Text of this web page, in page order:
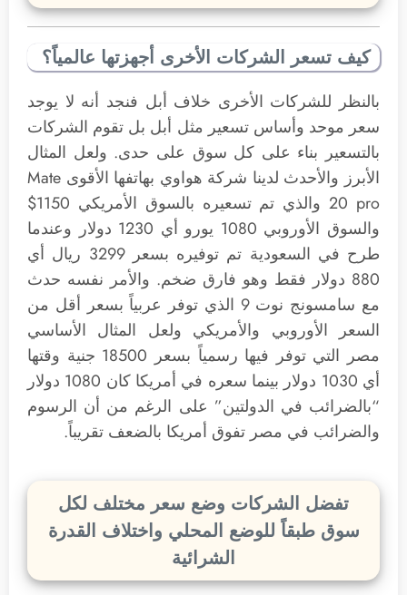
كيف تسعر الشركات الأخرى أجهزتها عالمياً؟
بالنظر للشركات الأخرى خلاف أبل فنجد أنه لا يوجد
سعر موحد وأساس تسعير مثل أبل بل تقوم الشركات
بالتسعير بناء على كل سوق على حدى. ولعل المثال
الأبرز والأحدث لدينا شركة هواوي بهاتفها الأقوى Mate
20 pro والذي تم تسعيره بالسوق الأمريكي 1150$
والسوق الأوروبي 1080 يورو أي 1230 دولار وعندما
طرح في السعودية تم توفيره بسعر 3299 ريال أي
880 دولار فقط وهو فارق ضخم. والأمر نفسه حدث
مع سامسونج نوت 9 الذي توفر عربياً بسعر أقل من
السعر الأوروبي والأمريكي ولعل المثال الأساسي
مصر التي توفر فيها رسمياً بسعر 18500 جنية وقتها
أي 1030 دولار بينما سعره في أمريكا كان 1080 دولار
“بالضرائب في الدولتين” على الرغم من أن الرسوم
والضرائب في مصر تفوق أمريكا بالضعف تقريباً.
تفضل الشركات وضع سعر مختلف لكل
سوق طبقاً للوضع المحلي واختلاف القدرة
الشرائية